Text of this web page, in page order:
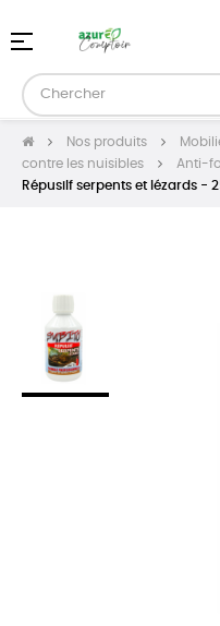
Basculer
navigation
☰
Nos produits
contre les nuisibles
Anti-
Répusilf serpents et lézards -